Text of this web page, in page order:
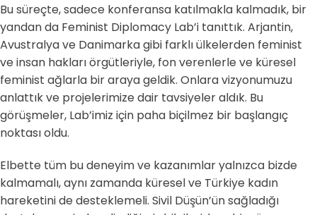
Bu süreçte, sadece konferansa katılmakla kalmadık, bir
yandan da Feminist Diplomacy Lab’i tanıttık. Arjantin,
Avustralya ve Danimarka gibi farklı ülkelerden feminist
ve insan hakları örgütleriyle, fon verenlerle ve küresel
feminist ağlarla bir araya geldik. Onlara vizyonumuzu
anlattık ve projelerimize dair tavsiyeler aldık. Bu
görüşmeler, Lab’imiz için paha biçilmez bir başlangıç
noktası oldu.
Elbette tüm bu deneyim ve kazanımlar yalnızca bizde
kalmamalı, aynı zamanda küresel ve Türkiye kadın
hareketini de desteklemeli. Sivil Düşün’ün sağladığı